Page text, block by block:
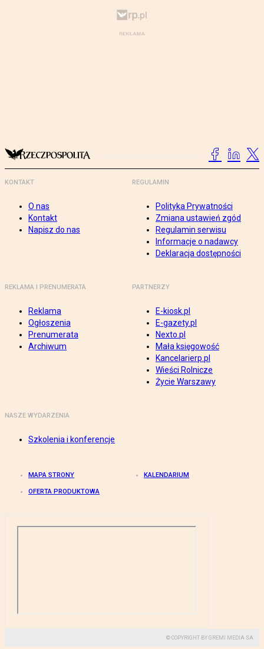
KONTAKT
O nas
Kontakt
Napisz do nas
REGULAMIN
Polityka Prywatności
Zmiana ustawień zgód
Regulamin serwisu
Informacje o nadawcy
Deklaracja dostępności
REKLAMA I PRENUMERATA
Reklama
Ogłoszenia
Prenumerata
Archiwum
PARTNERZY
E-kiosk.pl
E-gazety.pl
Nexto.pl
Mała księgowość
Kancelarierp.pl
Wieści Rolnicze
Życie Warszawy
NASZE WYDARZENIA
Szkolenia i konferencje
MAPA STRONY KALENDARIUM
OFERTA PRODUKTOWA
© COPYRIGHT BY GREMI MEDIA SA